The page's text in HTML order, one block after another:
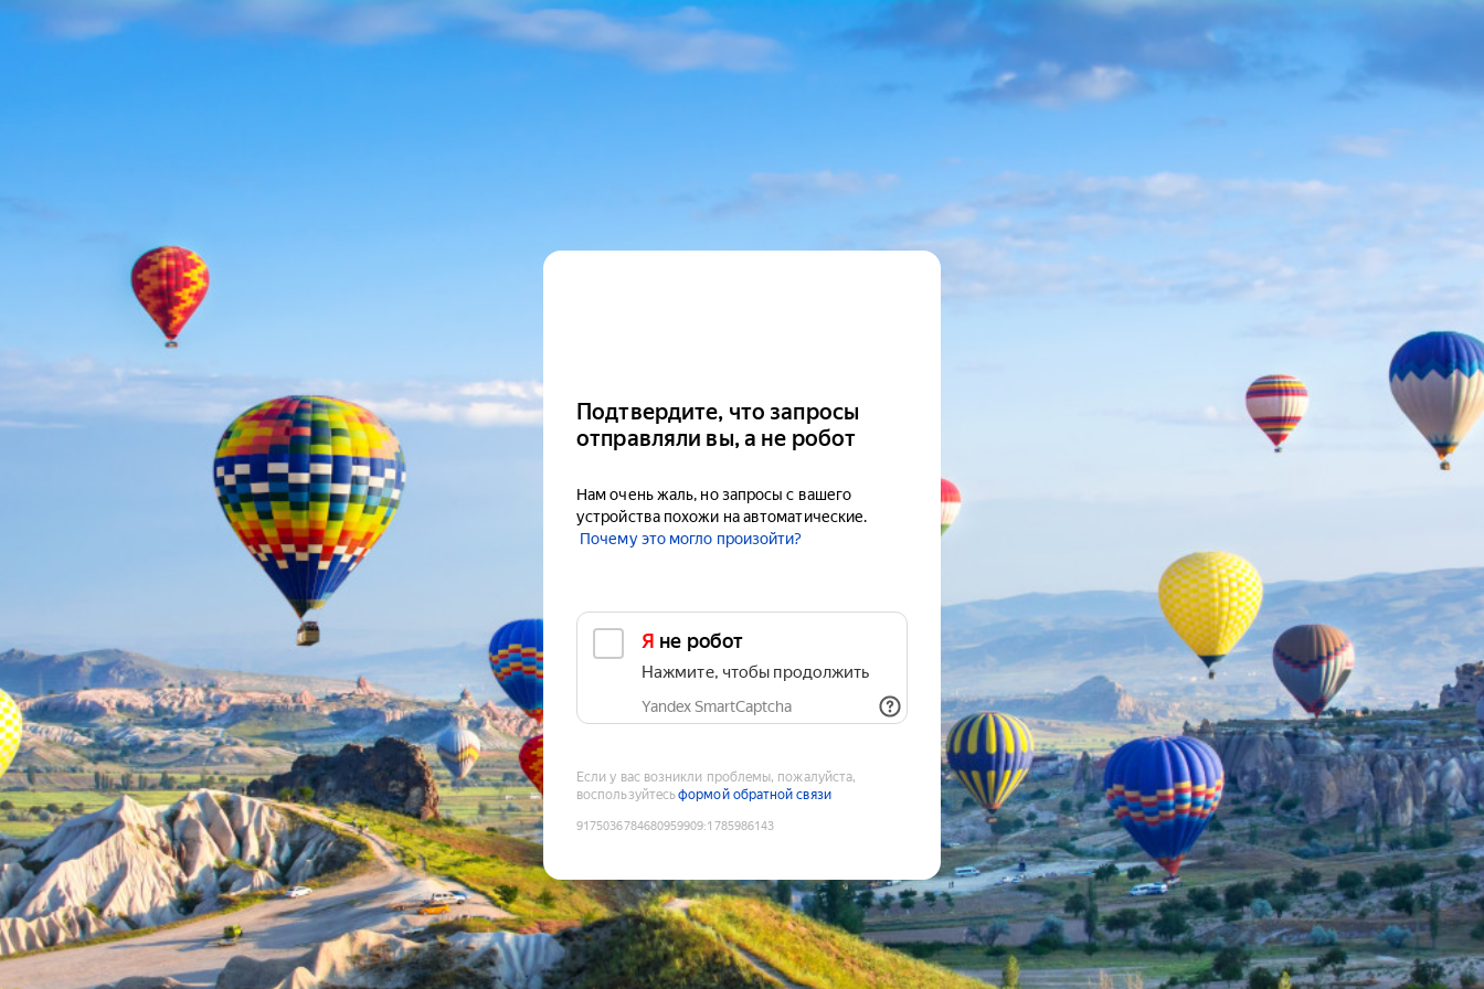
Подтвердите, что запросы
отправляли вы, а не робот
Нам очень жаль, но запросы с вашего
устройства похожи на автоматические.
Почему это могло произойти?
Я не робот
Нажмите, чтобы продолжить
Yandex SmartCaptcha
Если у вас возникли проблемы, пожалуйста,
воспользуйтесьформой обратной связи
9175036784680959909:1785986143